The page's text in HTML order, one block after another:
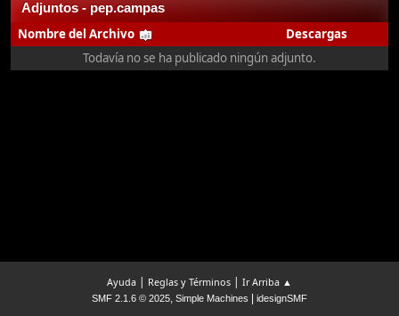
Adjuntos - pep.campas
Nombre del Archivo
Descargas
Todavía no se ha publicado ningún adjunto.
Ayuda | Reglas y Términos | Ir Arriba ▲
SMF 2.1.6 © 2025, Simple Machines idesignSMF